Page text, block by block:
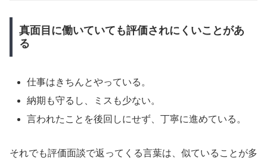
真面目に働いていても評価されにくいことがあ
る
仕事はきちんとやっている。
納期も守るし、ミスも少ない。
言われたことを後回しにせず、丁寧に進めている。
それでも評価面談で返ってくる言葉は、似ていることが多